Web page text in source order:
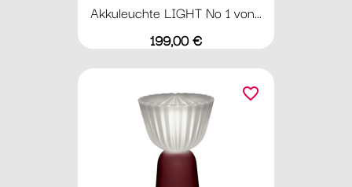
Akkuleuchte LIGHT No 1 von...
Preis
199,00 €
favorite_border